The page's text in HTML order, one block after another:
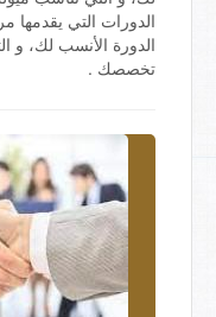
الدورات التي يقدمها
الدورة الأنسب لك، و
تخصصك .